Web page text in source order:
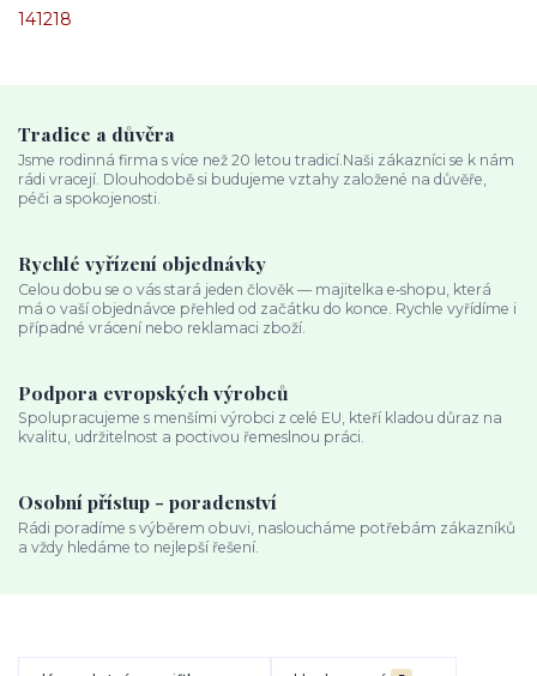
Tradice a důvěra
Jsme rodinná firma s více než 20 letou tradicí.Naši zákazníci se k nám
rádi vracejí. Dlouhodobě si budujeme vztahy založené na důvěře,
péči a spokojenosti.
Rychlé vyřízení objednávky
Celou dobu se o vás stará jeden člověk — majitelka e‑shopu, která
má o vaší objednávce přehled od začátku do konce. Rychle vyřídíme i
případné vrácení nebo reklamaci zboží.
Podpora evropských výrobců
Spolupracujeme s menšími výrobci z celé EU, kteří kladou důraz na
kvalitu, udržitelnost a poctivou řemeslnou práci.
Osobní přístup - poradenství
Rádi poradíme s výběrem obuvi, nasloucháme potřebám zákazníků
a vždy hledáme to nejlepší řešení.